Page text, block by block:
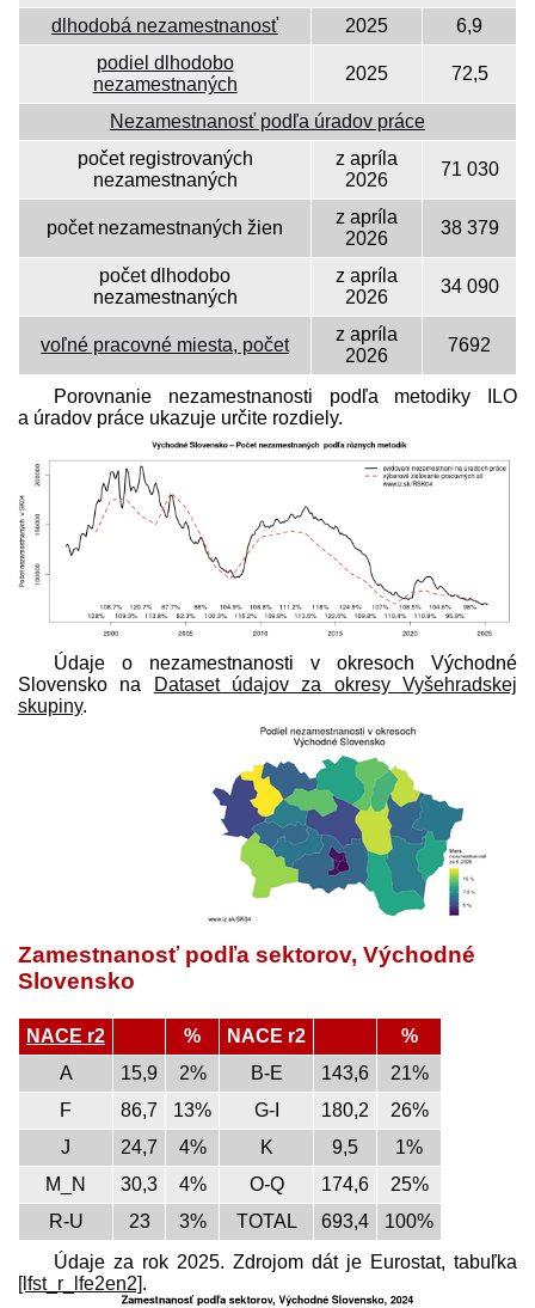
dlhodobá nezamestnanosť
2025
6,9
podiel dlhodobo
nezamestnaných
2025 72,5
Nezamestnanosť podľa úradov práce
počet registrovaných
nezamestnaných
z apríla
2026
71 030
počet nezamestnaných žien
z apríla
2026
38 379
počet dlhodobo
nezamestnaných
z apríla
2026
34 090
voľné pracovné miesta, počet
z apríla
2026
7692
Porovnanie nezamestnanosti podľa metodiky ILO
a úradov práce ukazuje určite rozdiely.
Údaje o nezamestnanosti v okresoch Východné
Slovensko na
Dataset údajov za okresy Vyšehradskej
skupiny.
Zamestnanosť podľa sektorov, Východné
Slovensko
NACE r2 % NACE r2
%
A
15,9 2% B-E 143,6
21%
F
86,7 13% G-I 180,2
26%
J
24,7 4% K 9,5
1%
M_N
30,3 4% O-Q 174,6
25%
R-U
23 3% TOTAL 693,4
100%
Údaje za rok 2025. Zdrojom dát je Eurostat, tabuľka
[lfst_r_lfe2en2].